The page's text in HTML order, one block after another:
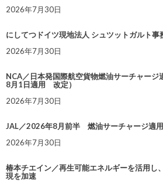
2026年7月30日
にしてつドイツ現地法人 シュツットガルト事
2026年7月30日
NCA／日本発国際航空貨物燃油サーチャー
8月1日適用 改定）
2026年7月30日
JAL／2026年8月前半 燃油サーチャージ適
2026年7月30日
椿本チエイン／再生可能エネルギーを活用し
現を加速